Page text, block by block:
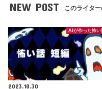
NEW POST このライタ
AIが作った怖い
2023.10.30